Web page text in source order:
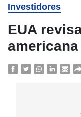
Investidores
EUA